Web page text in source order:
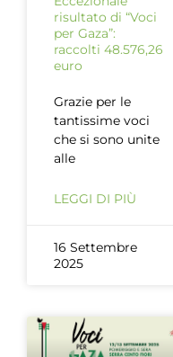
risultato di “Voci
per Gaza”:
raccolti 48.576,26
euro
Grazie per le
tantissime voci
che si sono unite
alle
LEGGI DI PIÙ
16 Settembre
2025